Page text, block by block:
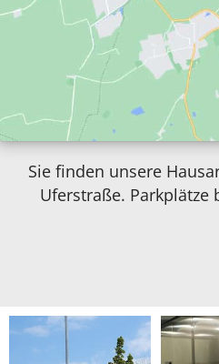
Sie finden unsere
Uferstraße.